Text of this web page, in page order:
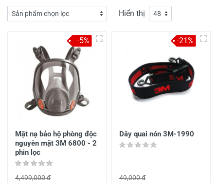
Hiển thị
Mặt nạ bảo hộ phòng độc
nguyên mặt 3M 6800 - 2
phin lọc
4,499,000 đ
-5%
Dây quai nón 3M-1990
49,000 đ
-21%